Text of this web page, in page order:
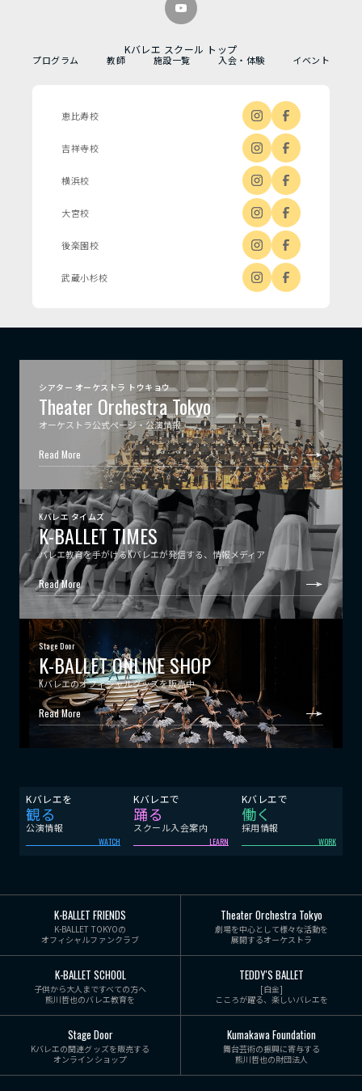
Kバレエ スクール トップ
プログラム 教師 施設一覧 入会・体験 イベント
恵比寿校
吉祥寺校
横浜校
大宮校
後楽園校
武蔵小杉校
シアター オーケストラ トウキョウ
Theater Orchestra Tokyo
オーケストラ公式ページ・公演情報
Read More
Kバレエ タイムズ
K-BALLET TIMES
バレエ教育を手がけるKバレエが発信する、情報メディア
Read More
Stage Door
K-BALLET ONLINE SHOP
Kバレエのオフィシャルグッズを販売中
Read More
Kバレエを
観る
公演情報
WATCH
Kバレエで
踊る
スクール入会案内
LEARN
Kバレエで
働く
採用情報
WORK
K-BALLET FRIENDS
K-BALLET TOKYOの
オフィシャルファンクラブ
Theater Orchestra Tokyo
劇場を中心として様々な活動を
展開するオーケストラ
K-BALLET SCHOOL
子供から大人まですべての方へ
熊川哲也のバレエ教育を
TEDDY'S BALLET
[白金]
こころが躍る、楽しいバレエを
Stage Door
Kバレエの関連グッズを販売する
オンラインショップ
Kumakawa Foundation
舞台芸術の振興に寄与する
熊川哲也の財団法人